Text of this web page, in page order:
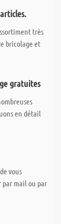
très
bricolage et
gratuites
en détail
vous
par mail ou par